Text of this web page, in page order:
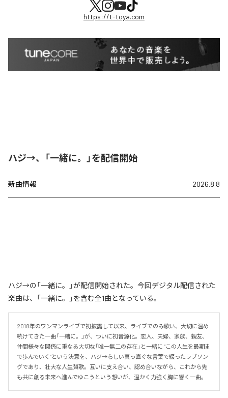
https://t-toya.com
ハジ→、「一緒に。」を配信開始
新曲情報 2026.8.8
ハジ→の「一緒に。」が配信開始された。今回デジタル配信された
楽曲は、「一緒に。」を含む全1曲となっている。
2018年のワンマンライブで初披露して以来、ライブでのみ歌い、大切に温め
続けてきた一曲「一緒に。」が、ついに初音源化。恋人、夫婦、家族、親友、
仲間――様々な関係に重なる大切な「唯一無二の存在」と一緒に “この人生を最期ま
で歩んでいく”という決意を、ハジ→らしい真っ直ぐな言葉で綴ったラブソン
グであり、壮大な人生賛歌。互いに支え合い、認め合いながら、これから先
も共に創る未来へ進んでゆこうという想いが、温かく力強く胸に響く一曲。